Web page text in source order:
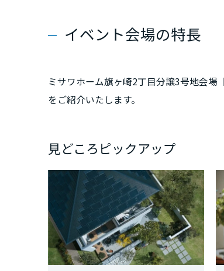
イベント会場の特長
ミサワホーム旗ヶ崎2丁目分譲3号地会
をご紹介いたします。
見どころピックアップ
京
大
兵